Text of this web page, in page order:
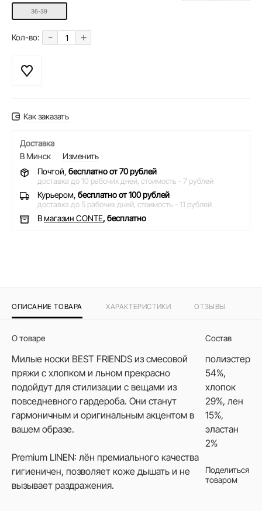
36-39
Кол-во: - +
Как заказать
Доставка
В Минск
Изменить
Почтой, бесплатно от 70 рублей
доставка до 10 рабочих дней, стоимость - 7 рублей
Курьером, бесплатно от 100 рублей
доставка до 5 рабочих дней, стоимость - 11 рублей
Вмагазин CONTE, бесплатно
ОПИСАНИЕ ТОВАРА ХАРАКТЕРИСТИКИ ОТЗЫВЫ
О товаре
Милые носки BEST FRIENDS из смесовой
пряжи с хлопком и льном прекрасно
подойдут для стилизации с вещами из
повседневного гардероба. Они станут
гармоничным и оригинальным акцентом в
вашем образе.
Premium LINEN: лён премиального качества
гигиеничен, позволяет коже дышать и не
вызывает раздражения.
Состав
полиэстер
54%,
хлопок
29%, лен
15%,
эластан
2%
Поделиться
товаром